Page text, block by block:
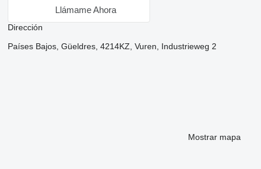
Llámame Ahora
Dirección
Países Bajos, Güeldres, 4214KZ, Vuren, Industrieweg 2
Mostrar mapa